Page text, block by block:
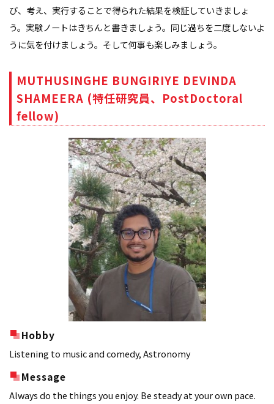
び、考え、実行することで得られた結果を検証していきましょ
う。実験ノートはきちんと書きましょう。同じ過ちを二度しないよ
うに気を付けましょう。そして何事も楽しみましょう。
MUTHUSINGHE BUNGIRIYE DEVINDA
SHAMEERA (特任研究員、PostDoctoral
fellow)
Hobby
Listening to music and comedy, Astronomy
Message
Always do the things you enjoy. Be steady at your own pace.